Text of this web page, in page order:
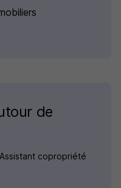
de
copropriété